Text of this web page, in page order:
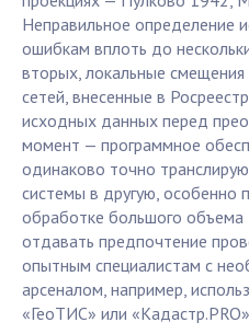
Неправильное определение
ошибкам вплоть до
вторых, локальные смещения
сетей, внесенные в
исходных данных перед
момент — программное
одинаково точно
системы в другую, особенно
обработке большого объема
отдавать предпочтение
опытным специалистам с
арсеналом, например,
«ГеоТИС» или